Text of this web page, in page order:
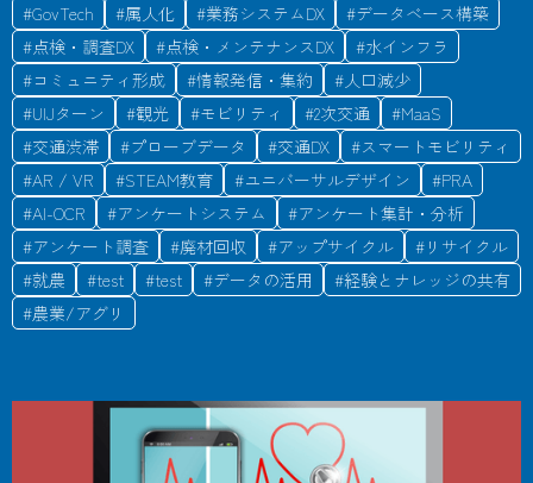
#GovTech #属人化 #業務システムDX #データベース構築
#点検・調査DX #点検・メンテナンスDX #水インフラ
#コミュニティ形成 #情報発信・集約 #人口減少
#UIJターン #観光 #モビリティ #2次交通 #MaaS
#交通渋滞 #プローブデータ #交通DX #スマートモビリティ
#AR / VR #STEAM教育 #ユニバーサルデザイン #PRA
#AI-OCR #アンケートシステム #アンケート集計・分析
#アンケート調査 #廃材回収 #アップサイクル # リサイクル
#就農 #test #test #データの活用 #経験とナレッジの共有
#農業/アグリ